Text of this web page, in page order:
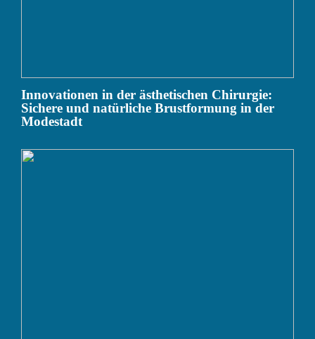
Innovationen in der ästhetischen Chirurgie:
Sichere und natürliche Brustformung in der
Modestadt